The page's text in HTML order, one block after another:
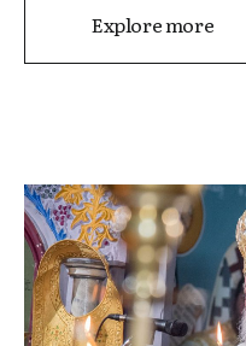
Explore more